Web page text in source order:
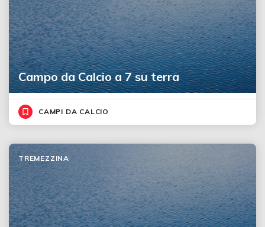
Campo da Calcio a 7 su terra
CAMPI DA CALCIO
TREMEZZINA